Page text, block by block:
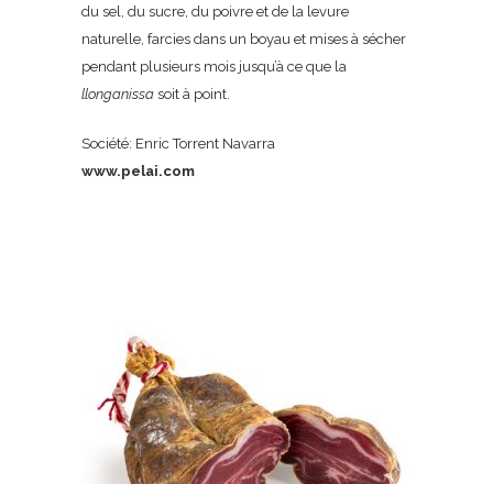
du sel, du sucre, du poivre et de la levure
naturelle, farcies dans un boyau et mises à sécher
pendant plusieurs mois jusqu’à ce que la
llonganissa soit à point.
Société: Enric Torrent Navarra
www.pelai.com